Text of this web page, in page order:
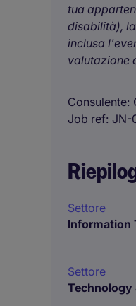
tua
disabilità),
inclusa
valutazione
Consulente
Job ref JN-
Settore
Information
Settore
Technology